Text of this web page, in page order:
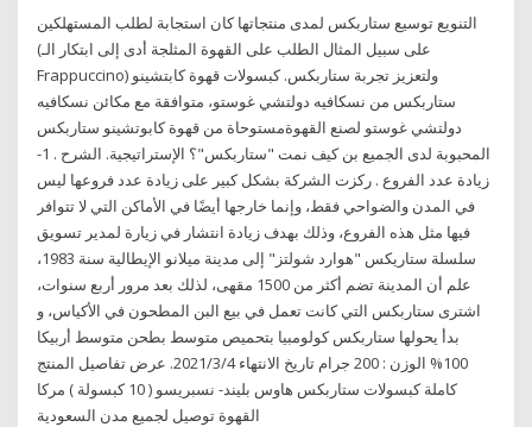
التنويع توسيع ستاربكس لمدى منتجاتها كان استجابة لطلب المستهلكين
(على سبيل المثال الطلب على القهوة المثلجة أدى إلى ابتكار الـ
Frappuccino) ولتعزيز تجربة ستاربكس. كبسولات قهوة كابتشينو
ستاربكس من نسكافيه دولتشي غوستو، متوافقة مع مكائن نسكافيه
دولتشي غوستو لصنع القهوةمستوحاة من قهوة كابوتشينو ستاربكس
المحبوبة لدى الجميع بن كيف نمت "ستاربكس"؟ الإستراتيجية. الشرح . 1-
زيادة عدد الفروع . ركزت الشركة بشكل كبير على زيادة عدد فروعها ليس
في المدن والضواحي فقط، وإنما خارجها أيضًا في الأماكن التي لا تتوافر
فيها مثل هذه الفروع، وذلك بهدف زيادة انتشار في زيارة لمدير تسويق
سلسلة ستاريكس "هوارد شولتز" إلى مدينة ميلانو الإيطالية سنة 1983،
علم أن المدينة تضم أكثر من 1500 مقهى، لذلك بعد مرور أربع سنوات،
اشترى ستاربكس التي كانت تعمل في بيع البن المطحون في الأكياس، و
بدأ يحولها ستاربكس كولومبيا بتحميص متوسط بطحن متوسط أربيكا
100% الوزن : 200 جرام تاريخ الانتهاء 2021/3/4. عرض تفاصيل المنتج
كاملة كبسولات ستاربكس هاوس بليند- نسبريسو ( 10 كبسولة ) مركا
القهوة توصيل لجميع مدن السعودية